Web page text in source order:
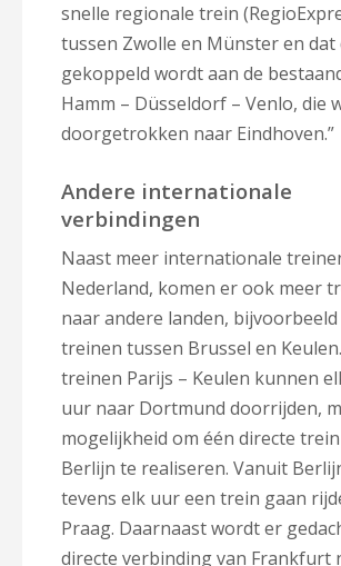
snelle regionale trein
tussen Zwolle en Münster en dat
gekoppeld wordt aan de
Hamm – Düsseldorf – Venlo, die
doorgetrokken naar Eindhoven.”
Andere internationale
verbindingen
Naast meer internationale
Nederland, komen er ook meer
naar andere landen,
treinen tussen Brussel en
treinen Parijs – Keulen kunnen
uur naar Dortmund doorrijden,
mogelijkheid om één directe
Berlijn te realiseren. Vanuit
tevens elk uur een trein gaan
Praag. Daarnaast wordt er
directe verbinding van Frankfurt